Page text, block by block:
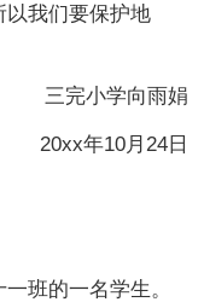
以我们要保护地
三完小学向雨娟
20xx年10月24日
班的一名学生。